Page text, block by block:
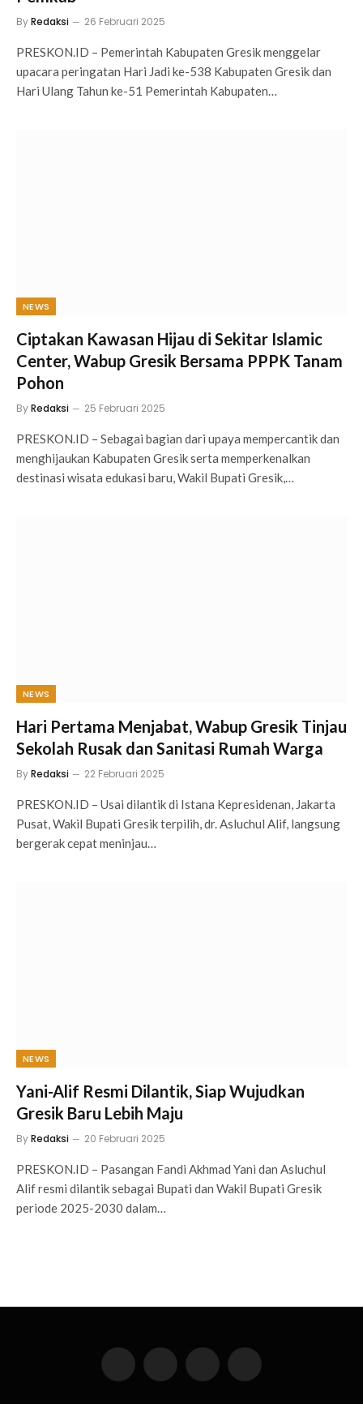
ByRedaksi 26 Februari 2025
PRESKON.ID – Pemerintah Kabupaten Gresik menggelar
upacara peringatan Hari Jadi ke-538 Kabupaten Gresik dan
Hari Ulang Tahun ke-51 Pemerintah Kabupaten…
NEWS
Ciptakan Kawasan Hijau di Sekitar Islamic
Center, Wabup Gresik Bersama PPPK Tanam
Pohon
ByRedaksi 25 Februari 2025
PRESKON.ID – Sebagai bagian dari upaya mempercantik dan
menghijaukan Kabupaten Gresik serta memperkenalkan
destinasi wisata edukasi baru, Wakil Bupati Gresik,…
NEWS
Hari Pertama Menjabat, Wabup Gresik Tinjau
Sekolah Rusak dan Sanitasi Rumah Warga
ByRedaksi 22 Februari 2025
PRESKON.ID – Usai dilantik di Istana Kepresidenan, Jakarta
Pusat, Wakil Bupati Gresik terpilih, dr. Asluchul Alif, langsung
bergerak cepat meninjau…
NEWS
Yani-Alif Resmi Dilantik, Siap Wujudkan
Gresik Baru Lebih Maju
ByRedaksi 20 Februari 2025
PRESKON.ID – Pasangan Fandi Akhmad Yani dan Asluchul
Alif resmi dilantik sebagai Bupati dan Wakil Bupati Gresik
periode 2025-2030 dalam…
Facebook
(Twitter)
Instagram Pinterest